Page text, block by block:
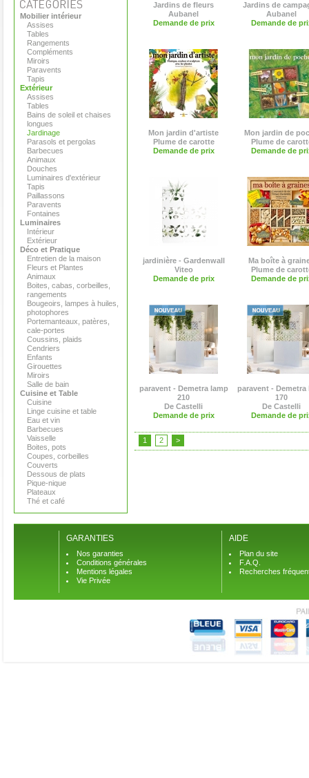
Mobilier intérieur
Assises
Tables
Rangements
Compléments
Miroirs
Paravents
Tapis
Extérieur
Assises
Tables
Bains de soleil et chaises
longues
Jardinage
Parasols et pergolas
Barbecues
Animaux
Douches
Luminaires d'extérieur
Tapis
Paillassons
Paravents
Fontaines
Luminaires
Intérieur
Extérieur
Déco et Pratique
Entretien de la maison
Fleurs et Plantes
Animaux
Boites, cabas, corbeilles,
rangements
Bougeoirs, lampes à huiles,
photophores
Portemanteaux, patères,
cale-portes
Coussins, plaids
Cendriers
Enfants
Girouettes
Miroirs
Salle de bain
Cuisine et Table
Cuisine
Linge cuisine et table
Eau et vin
Barbecues
Vaisselle
Boites, pots
Coupes, corbeilles
Couverts
Dessous de plats
Pique-nique
Plateaux
Thé et café
Jardins de fleurs
Aubanel
Demande de prix
Jardins de
Aubanel
Demande de
Mon jardin d'artiste
Plume de carotte
Demande de prix
Mon jardin de
Plume de
Demande de
jardinière - Gardenwall
Viteo
Demande de prix
Ma boîte à
Plume de
Demande de
paravent - Demetra lamp
210
De Castelli
Demande de prix
paravent - Demetra
170
De Castelli
Demande de
1 2 >
GARANTIES
Nos garanties
Conditions générales
Mentions légales
Vie Privée
AIDE
Plan du site
F.A.Q.
Recherches